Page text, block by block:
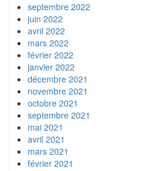
septembre 2022
juin 2022
avril 2022
mars 2022
février 2022
janvier 2022
décembre 2021
novembre 2021
octobre 2021
septembre 2021
mai 2021
avril 2021
mars 2021
février 2021